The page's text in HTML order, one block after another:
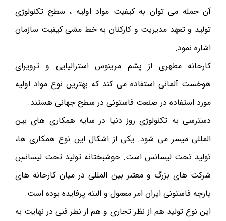
آن جمله می توان به کیفیت مواد اولیه ، سطح تکنولوژی
تولید و تعهد مدیریت و کارکنان به خط مشی کیفیت سازمان
اشاره نمود.
کارخانه مطهری از پشم مرینوس استرالیایی و ترویرای
هوخست آلمانی استفاده می کند که بهترین نوع مواد اولیه
مورد استفاده در صنعت فاستونی در سطح جهانی هستند.
دسترسی به تکنولوژی روز دنیا در سایه همکاری های بین
المللی میسر می شود. یکی از اشکال این نوع همکاری ها،
تولید تحت لیسانس است. خوشبختانه تولید تحت لیسانسِ
شرکت های بزرگ و معتبر بین المللی در میان کارخانه های
پارچه فاستونی ایران امر معمول و البته پرفایده بوده است.
این نوع تولید هم از نظر تجاری و هم از نظر فنی در نهایت به